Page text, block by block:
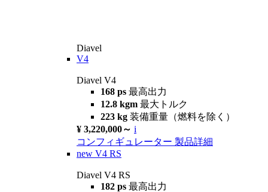
Diavel
V4
Diavel V4
168 ps 最高出力
12.8 kgm 最大トルク
223 kg 装備重量（燃料を除く）
¥ 3,220,000～ i
コンフィギュレーター 製品詳細
new V4 RS
Diavel V4 RS
182 ps 最高出力